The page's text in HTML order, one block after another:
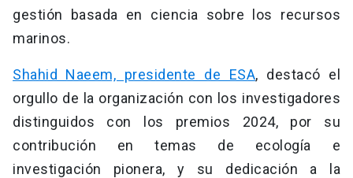
gestión basada en ciencia sobre los recursos
marinos.
Shahid Naeem, presidente de ESA, destacó el
orgullo de la organización con los investigadores
distinguidos con los premios 2024, por su
contribución en temas de ecología e
investigación pionera, y su dedicación a la